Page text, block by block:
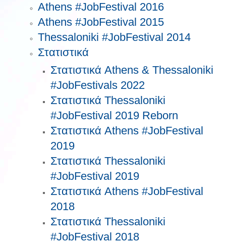
Athens #JobFestival 2016
Athens #JobFestival 2015
Thessaloniki #JobFestival 2014
Στατιστικά
Στατιστικά Athens & Thessaloniki
#JobFestivals 2022
Στατιστικά Thessaloniki
#JobFestival 2019 Reborn
Στατιστικά Athens #JobFestival
2019
Στατιστικά Thessaloniki
#JobFestival 2019
Στατιστικά Athens #JobFestival
2018
Στατιστικά Thessaloniki
#JobFestival 2018